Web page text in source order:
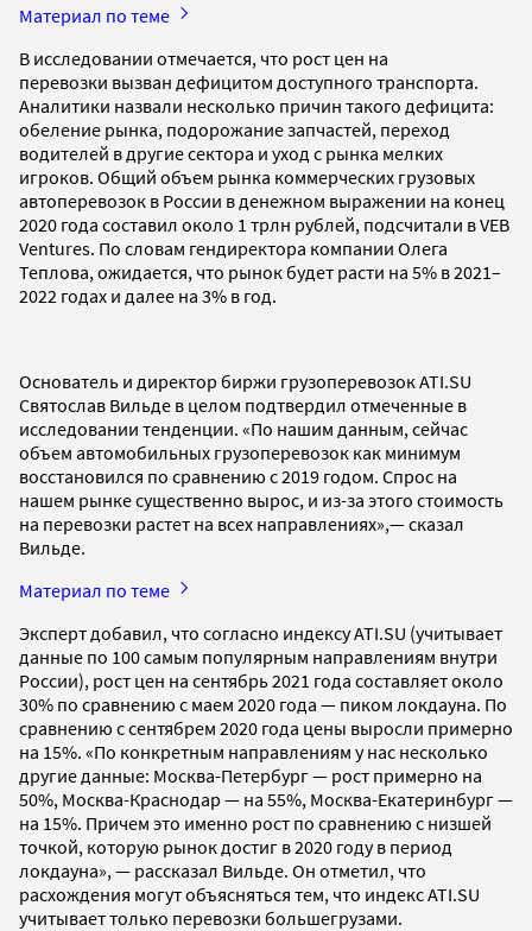
Материал по теме
В исследовании отмечается, что рост цен на
перевозки вызван дефицитом доступного транспорта.
Аналитики назвали несколько причин такого дефицита:
обеление рынка, подорожание запчастей, переход
водителей в другие сектора и уход с рынка мелких
игроков. Общий объем рынка коммерческих грузовых
автоперевозок в России в денежном выражении на конец
2020 года составил около 1 трлн рублей, подсчитали в VEB
Ventures. По словам гендиректора компании Олега
Теплова, ожидается, что рынок будет расти на 5% в 2021–
2022 годах и далее на 3% в год.
Основатель и директор биржи грузоперевозок ATI.SU
Святослав Вильде в целом подтвердил отмеченные в
исследовании тенденции. «По нашим данным, сейчас
объем автомобильных грузоперевозок как минимум
восстановился по сравнению с 2019 годом. Спрос на
нашем рынке существенно вырос, и из-за этого стоимость
на перевозки растет на всех направлениях»,— сказал
Вильде.
Материал по теме
Эксперт добавил, что согласно индексу ATI.SU (учитывает
данные по 100 самым популярным направлениям внутри
России), рост цен на сентябрь 2021 года составляет около
30% по сравнению с маем 2020 года — пиком локдауна. По
сравнению с сентябрем 2020 года цены выросли примерно
на 15%. «По конкретным направлениям у нас несколько
другие данные: Москва-Петербург — рост примерно на
50%, Москва-Краснодар — на 55%, Москва-Екатеринбург —
на 15%. Причем это именно рост по сравнению с низшей
точкой, которую рынок достиг в 2020 году в период
локдауна», — рассказал Вильде. Он отметил, что
расхождения могут объясняться тем, что индекс ATI.SU
учитывает только перевозки большегрузами.